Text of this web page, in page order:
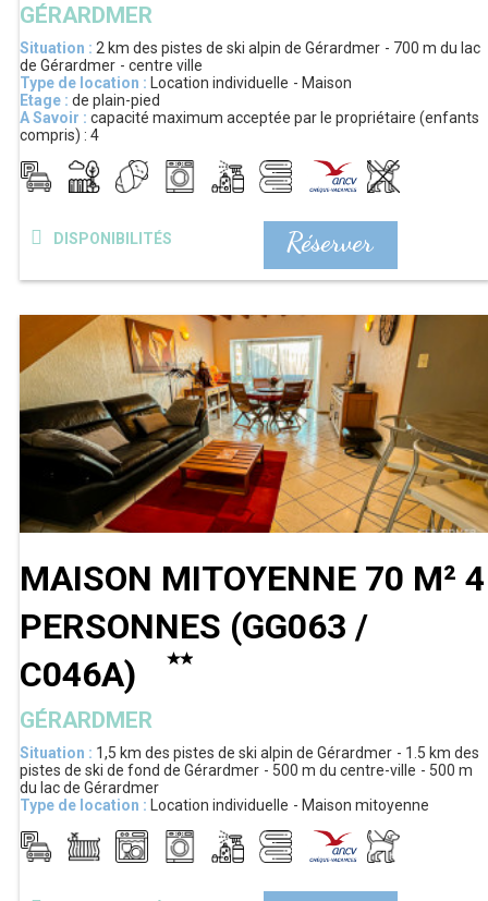
GÉRARDMER
Situation : 2 km des pistes de ski alpin de Gérardmer 700 m du lac
de Gérardmer
centre ville
Type de location : Location individuelle
Maison
Etage : de plain-pied
A Savoir : capacité maximum acceptée par le propriétaire (enfants
compris) : 4
Réserver
DISPONIBILITÉS
MAISON MITOYENNE 70 M² 4
PERSONNES (GG063 /
C046A)
GÉRARDMER
Situation : 1,5 km des pistes de ski alpin de Gérardmer 1.5 km des
pistes de ski de fond de Gérardmer
500 m du centre-ville
500 m
du lac de Gérardmer
Type de location : Location individuelle Maison mitoyenne